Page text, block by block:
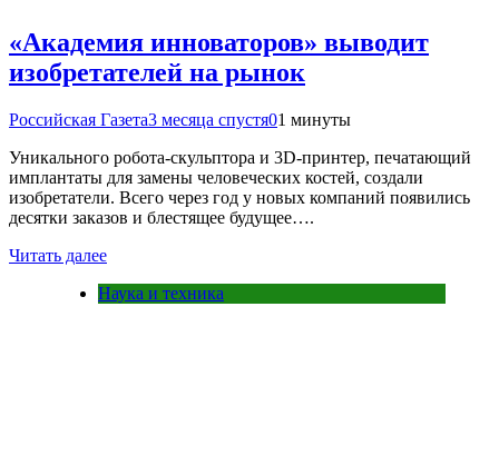
«Академия инноваторов» выводит
изобретателей на рынок
Российская Газета3 месяца спустя01 минуты
Уникального робота-скульптора и 3D-принтер, печатающий
имплантаты для замены человеческих костей, создали
изобретатели. Всего через год у новых компаний появились
десятки заказов и блестящее будущее….
Читать далее
Наука и техника